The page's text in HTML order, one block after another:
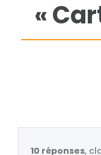
«
10 réponses,